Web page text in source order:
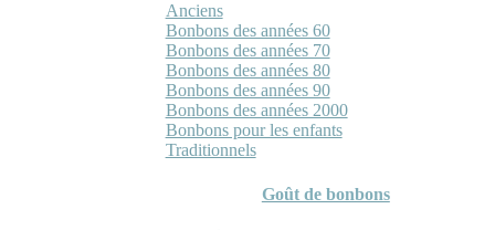
Anciens
Bonbons des années 60
Bonbons des années 70
Bonbons des années 80
Bonbons des années 90
Bonbons des années 2000
Bonbons pour les enfants
Traditionnels
Goût de bonbons